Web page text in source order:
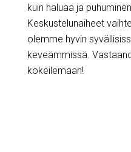
kuin haluaa ja
Keskustelunaiheet
olemme hyvin
keveämmissä.
kokeilemaan!